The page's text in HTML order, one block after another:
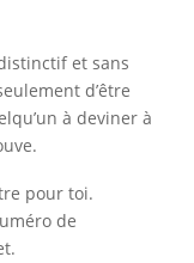
et sans
d’être
à deviner à
pour toi.
de